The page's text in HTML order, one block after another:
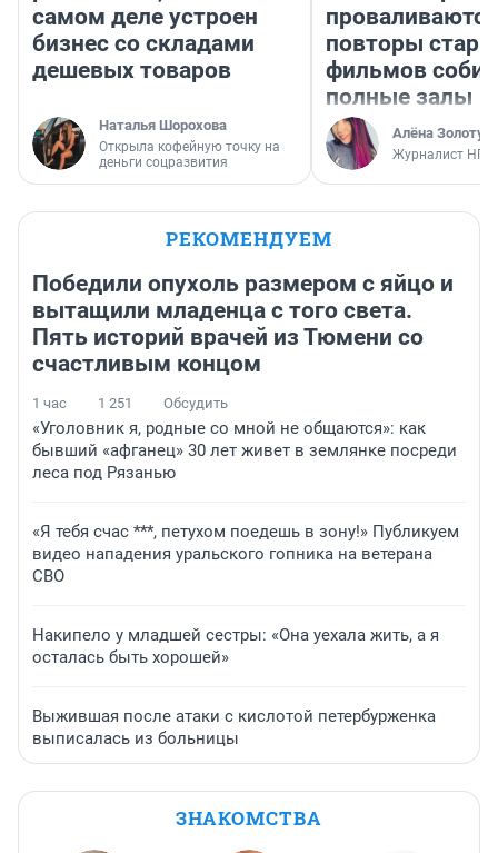
самом деле устроен
бизнес со складами
дешевых товаров
Наталья Шорохова
Открыла кофейную точку на
деньги соцразвития
повторы
фильмов
полные залы
Алёна
Журналист НГС
РЕКОМЕНДУЕМ
Победили опухоль размером с яйцо и
вытащили младенца с того света.
Пять историй врачей из Тюмени со
счастливым концом
1 час 1 251 Обсудить
«Уголовник я, родные со мной не общаются»: как
бывший «афганец» 30 лет живет в землянке посреди
леса под Рязанью
«Я тебя счас ***, петухом поедешь в зону!» Публикуем
видео нападения уральского гопника на ветерана
СВО
Накипело у младшей сестры: «Она уехала жить, а я
осталась быть хорошей»
Выжившая после атаки с кислотой петербурженка
выписалась из больницы
ЗНАКОМСТВА